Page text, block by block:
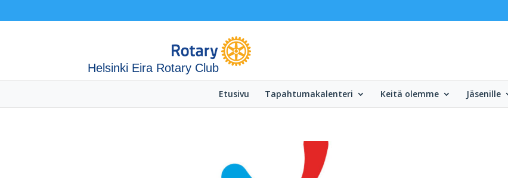
Helsinki Eira Rotary Club
Etusivu Tapahtumakalenteri Keitä olemme Jäsenille